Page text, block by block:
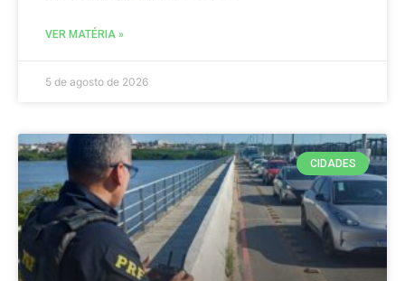
VER MATÉRIA »
5 de agosto de 2026
CIDADES